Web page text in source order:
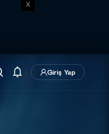
X
Giriş Yap